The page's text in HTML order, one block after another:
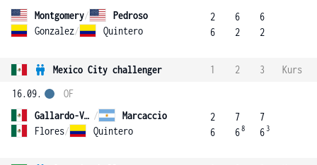
Montgomery/
Pedroso
Gonzalez/ Quintero
2
6
6
2
6
2
Mexico City challenger 1 2 3
Kurs
16.09.
Gallardo-Valles /
Marcaccio
Flores/ Quintero
OF
2
6
7
68
7
6 3